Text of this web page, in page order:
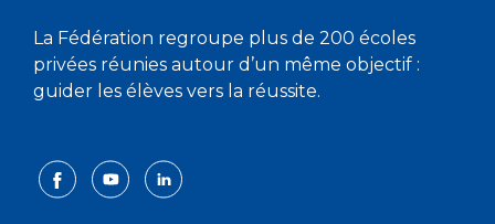
La Fédération regroupe plus de 200 écoles
privées réunies autour d’un même objectif :
guider les élèves vers la réussite.